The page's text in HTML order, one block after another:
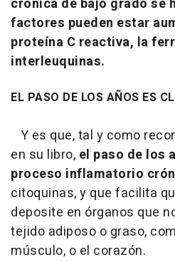
crónica de bajo grado se
factores pueden estar
proteína C reactiva, la
interleuquinas.
EL PASO DE LOS AÑOS ES
Y es que, tal y como
en su libro, el paso de los
proceso inflamatorio
citoquinas, y que facilita
deposite en órganos que
tejido adiposo o graso,
músculo, o el corazón.